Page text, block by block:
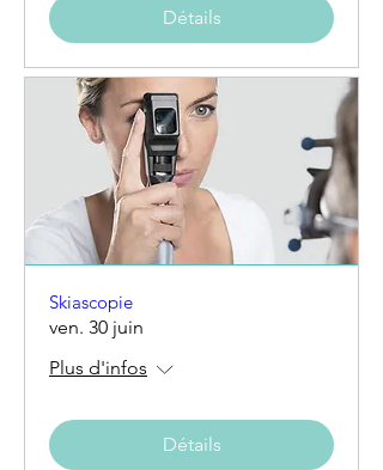
Détails
Skiascopie
ven. 30 juin
Plus d'infos
Détails